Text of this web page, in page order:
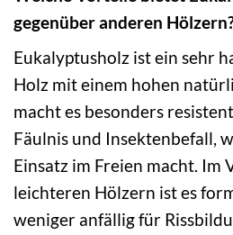
gegenüber anderen
Eukalyptusholz ist ein sehr
Holz mit einem hohen
macht es besonders
Fäulnis und Insektenbefall,
Einsatz im Freien macht. Im
leichteren Hölzern ist es
weniger anfällig für